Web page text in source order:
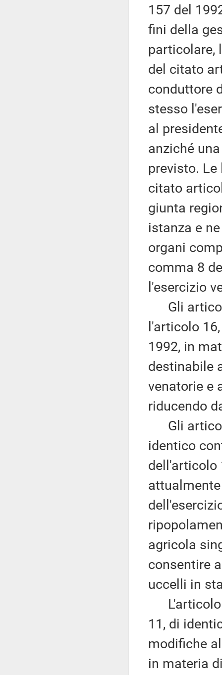
157 del
fini della
particolare,
del citato
conduttore
stesso
al
anziché
previsto.
citato
giunta
istanza e
organi
comma 8
l'esercizio
Gli
l'articolo
1992, in
destinabile
venatorie e
riducendo
Gli articoli
identico
dell'articolo
agricola
consentire
uccelli in
L'articolo
11, di
modifiche
in materia